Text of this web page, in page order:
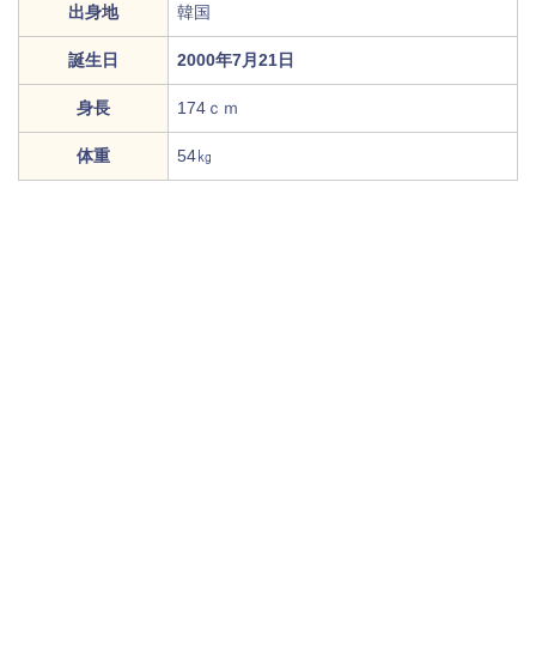
出身地 韓国
誕生日 2000年7月21日
身長 174ｃｍ
体重 54㎏